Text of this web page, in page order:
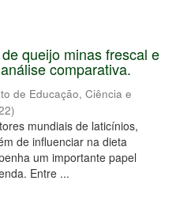
queijo minas frescal e
comparativa.
de Educação, Ciência e
)
mundiais de laticínios,
de influenciar na dieta
um importante papel
Entre ...